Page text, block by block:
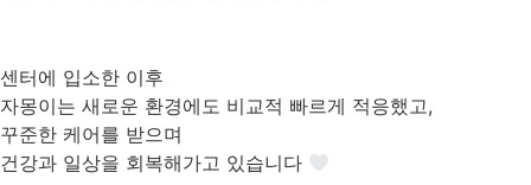
센터에 입소한 이후
자몽이는 새로운 환경에도 비교적 빠르게 적응했고,
꾸준한 케어를 받으며
건강과 일상을 회복해가고 있습니다